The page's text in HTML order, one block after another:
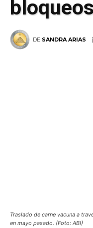
DE SANDRA ARIAS
Traslado de carne vacuna a
en mayo pasado. (Foto: ABI)